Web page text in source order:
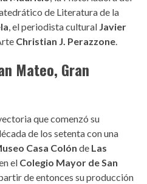
de Literatura de la
, el periodista cultural Javier
Christian J. Perazzone.
Mateo, Gran
que comenzó su
de los setenta con una
Casa Colón de Las
el Colegio Mayor de San
de entonces su producción